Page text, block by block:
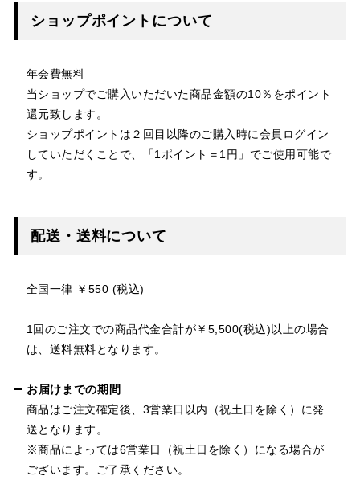
ショップポイントについて
年会費無料
当ショップでご購入いただいた商品金額の10％をポイント
還元致します。
ショップポイントは２回目以降のご購入時に会員ログイン
していただくことで、「1ポイント＝1円」でご使用可能で
す。
配送・送料について
全国一律 ￥550 (税込)
1回のご注文での商品代金合計が￥5,500(税込)以上の場合
は、送料無料となります。
お届けまでの期間
商品はご注文確定後、3営業日以内（祝土日を除く）に発
送となります。
※商品によっては6営業日（祝土日を除く）になる場合が
ございます。ご了承ください。